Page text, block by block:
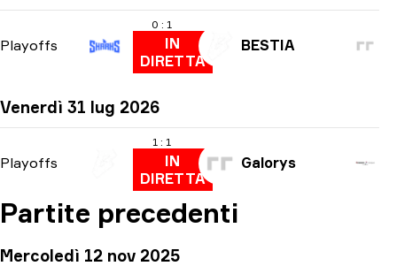
Playoffs
0 : 1
IN
DIRETTA
BESTIA
Venerdì 31 lug 2026
Playoffs
1 : 1
IN
DIRETTA
Galorys
Partite precedenti
Mercoledì 12 nov 2025